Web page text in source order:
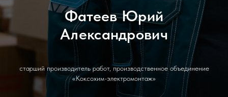
Фатеев Юрий
Александрович
старший производитель работ, производственное объединение
«Коксохим-электромонтаж»